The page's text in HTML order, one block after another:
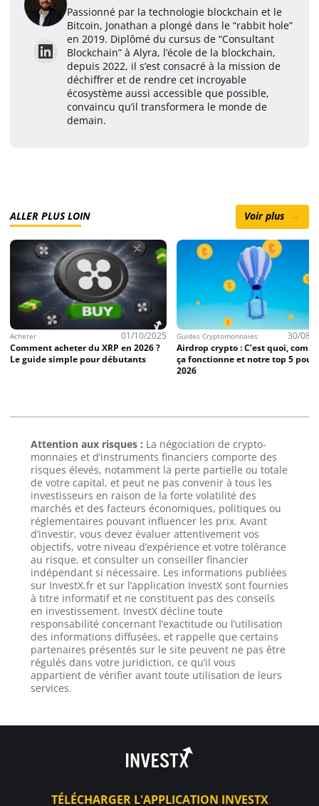
Passionné par la technologie blockchain et le
Bitcoin, Jonathan a plongé dans le “rabbit hole”
en 2019. Diplômé du cursus de “Consultant
Blockchain” à Alyra, l’école de la blockchain,
depuis 2022, il s’est consacré à la mission de
déchiffrer et de rendre cet incroyable
écosystème aussi accessible que possible,
convaincu qu’il transformera le monde de
demain.
ALLER PLUS LOIN Voir plus →
01/10/2025
en 2026 ?
Guides Cryptomonnaies
30/08/2025
Airdrop crypto : C’est quoi, comment
ça fonctionne et notre top 5 pour
Cryptomonnaies
Jupiter (JUP) :
comment ça
Attention aux risques : La négociation de crypto-
monnaies et d’instruments financiers comporte des
risques élevés, notamment la perte partielle ou totale
de votre capital, et peut ne pas convenir à tous les
investisseurs en raison de la forte volatilité des
marchés et des facteurs économiques, politiques ou
réglementaires pouvant influencer les prix. Avant
d’investir, vous devez évaluer attentivement vos
objectifs, votre niveau d’expérience et votre tolérance
au risque, et consulter un conseiller financier
indépendant si nécessaire. Les informations publiées
sur InvestX.fr et sur l’application InvestX sont fournies
à titre informatif et ne constituent pas des conseils
en investissement. InvestX décline toute
responsabilité concernant l’exactitude ou l’utilisation
des informations diffusées, et rappelle que certains
partenaires présentés sur le site peuvent ne pas être
régulés dans votre juridiction, ce qu’il vous
appartient de vérifier avant toute utilisation de leurs
services.
TÉLÉCHARGER L'APPLICATION INVESTX